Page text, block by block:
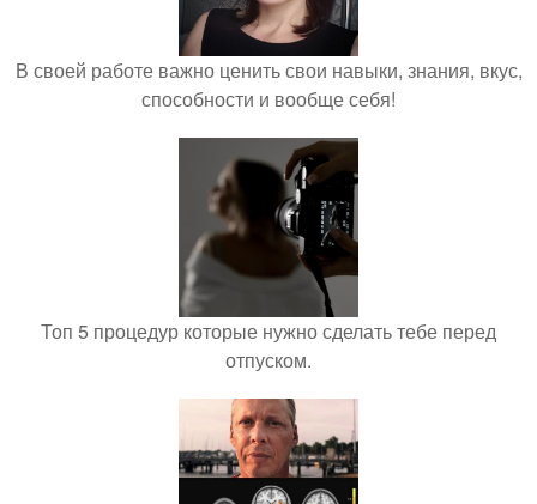
В своей работе важно ценить свои навыки, знания, вкус,
способности и вообще себя!
Топ 5 процедур которые нужно сделать тебе перед
отпуском.